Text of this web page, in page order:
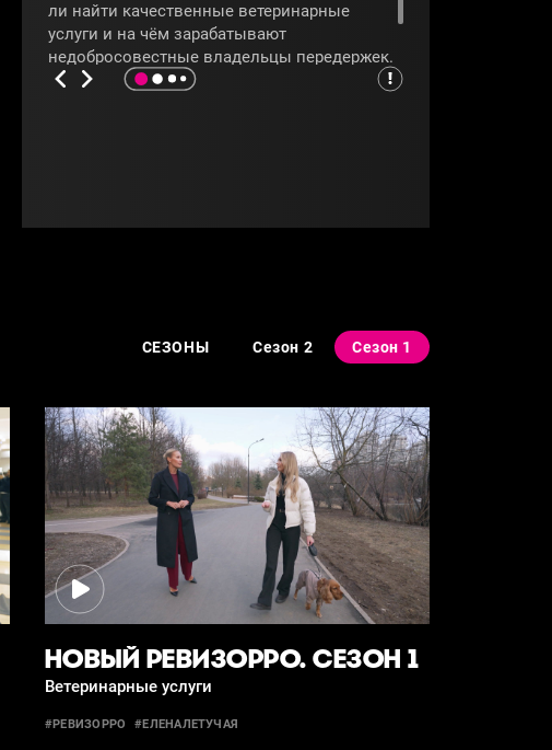
ли найти качественные ветеринарные
услуги и на чём зарабатывают
недобросовестные владельцы передержек.
Смотрите программу
СЕЗОНЫ Сезон 2 Сезон 1
НОВЫЙ РЕВИЗОРРО. СЕЗОН 1
Ветеринарные услуги
#РЕВИЗОРРО #ЕЛЕНАЛЕТУЧАЯ